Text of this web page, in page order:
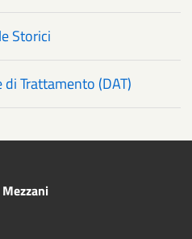
Storici
Trattamento (DAT)